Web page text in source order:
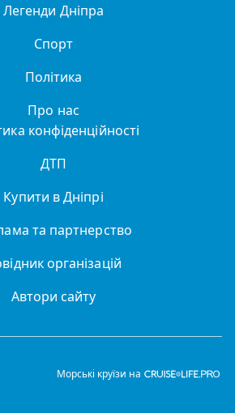
Легенди Дніпра
Спорт
Політика
Про нас
конфіденційності
ДТП
Купити в Дніпрі
та партнерство
організацій
Автори сайту
Морські круїзи на